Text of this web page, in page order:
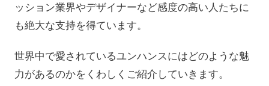
ッション業界やデザイナーなど感度の高い人たちに
も絶大な支持を得ています。
世界中で愛されているユンハンスにはどのような魅
力があるのかをくわしくご紹介していきます。